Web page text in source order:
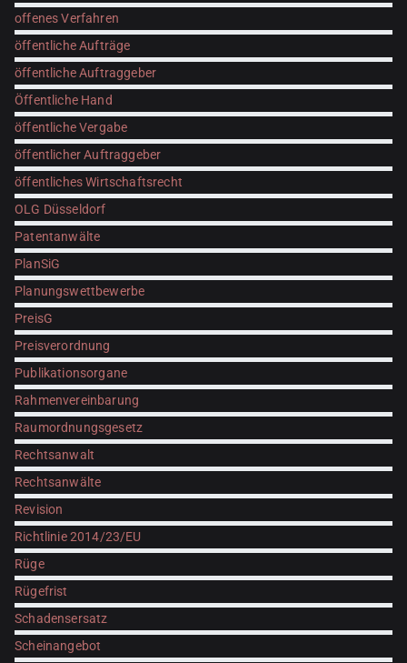
offenes Verfahren
öffentliche Aufträge
öffentliche Auftraggeber
Öffentliche Hand
öffentliche Vergabe
öffentlicher Auftraggeber
öffentliches Wirtschaftsrecht
OLG Düsseldorf
Patentanwälte
PlanSiG
Planungswettbewerbe
PreisG
Preisverordnung
Publikationsorgane
Rahmenvereinbarung
Raumordnungsgesetz
Rechtsanwalt
Rechtsanwälte
Revision
Richtlinie 2014/23/EU
Rüge
Rügefrist
Schadensersatz
Scheinangebot